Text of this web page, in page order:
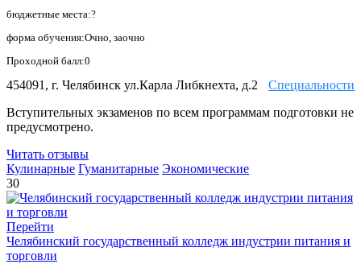
бюджетные места:?
форма обучения:Очно, заочно
Проходной балл:0
Специальности
454091, г. Челябинск ул.Карла Либкнехта, д.2
Вступительных экзаменов по всем программам подготовки не
предусмотрено.
Читать отзывы
Кулинарные Гуманитарные Экономические
30
Перейти
Челябинский государственный колледж индустрии питания и
торговли